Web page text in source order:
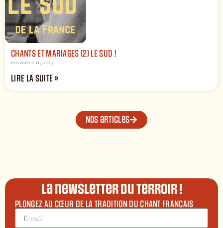
CHANTS ET MARIAGES (2) LE SUD !
novembre 11, 2025
LIRE LA SUITE »
Nos articles
La newsletter du terroir !
PLONGEZ AU CŒUR DE LA TRADITION DU CHANT FRANÇAIS